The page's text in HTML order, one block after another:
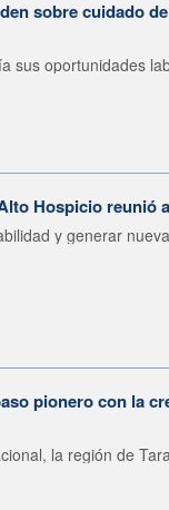
sobre cuidado
sus oportunidades
Hospicio
y generar
pionero con la
la región de